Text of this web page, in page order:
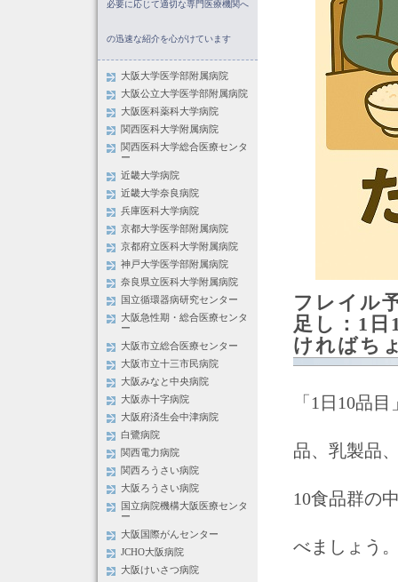
必要に応じて適切な専門医療機関へ
の迅速な紹介を心がけています
大阪大学医学部附属病院
大阪公立大学医学部附属病院
大阪医科薬科大学病院
関西医科大学附属病院
関西医科大学総合医療センタ
ー
近畿大学病院
近畿大学奈良病院
兵庫医科大学病院
京都大学医学部附属病院
京都府立医科大学附属病院
神戸大学医学部附属病院
奈良県立医科大学附属病院
国立循環器病研究センター
大阪急性期・総合医療センタ
ー
大阪市立総合医療センター
大阪市立十三市民病院
大阪みなと中央病院
大阪赤十字病院
大阪府済生会中津病院
白鷺病院
関西電力病院
関西ろうさい病院
大阪ろうさい病院
国立病院機構大阪医療センタ
ー
大阪国際がんセンター
JCHO大阪病院
大阪けいさつ病院
フレイル
足し：1
ければち
「1日10品
品、乳製品
10食品群の
べましょう